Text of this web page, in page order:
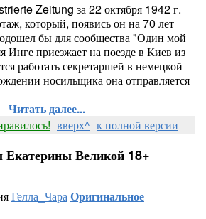
Zeitung за 22 октября 1942 г.
который, появись он на 70 лет
бы для сообщества "Один мой
Инге приезжает на поезде в Киев из
работать секретаршей в немецкой
носильщика она отправляется
Читать далее...
вверх^ к полной версии
Екатерины Великой 18+
Гелла_ЧараОригинальное